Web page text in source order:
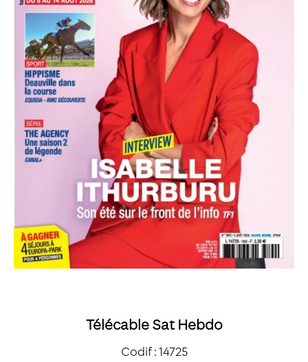
Télécable Sat Hebdo
Codif : 14725